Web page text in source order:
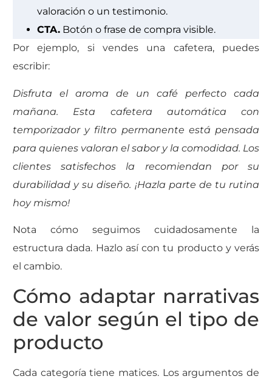
valoración o un testimonio.
CTA. Botón o frase de compra visible.
Por ejemplo, si vendes una cafetera, puedes
escribir:
Disfruta el aroma de un café perfecto cada
mañana. Esta cafetera automática con
temporizador y filtro permanente está pensada
para quienes valoran el sabor y la comodidad. Los
clientes satisfechos la recomiendan por su
durabilidad y su diseño. ¡Hazla parte de tu rutina
hoy mismo!
Nota cómo seguimos cuidadosamente la
estructura dada. Hazlo así con tu producto y verás
el cambio.
Cómo adaptar narrativas
de valor según el tipo de
producto
Cada categoría tiene matices. Los argumentos de